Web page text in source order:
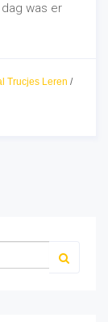
was er
Trucjes Leren /